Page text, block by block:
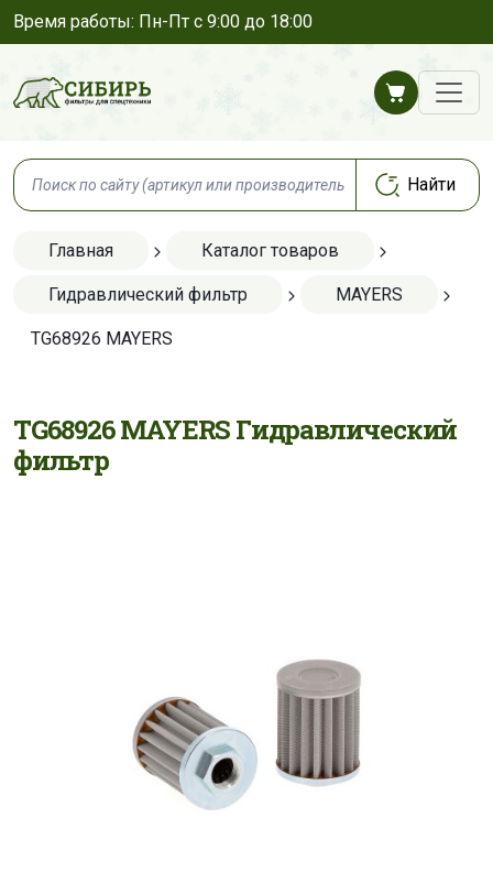
Время работы: Пн-Пт с 9:00 до 18:00
Главная Каталог товаров
Гидравлический фильтр MAYERS
TG68926 MAYERS
TG68926 MAYERS Гидравлический
фильтр